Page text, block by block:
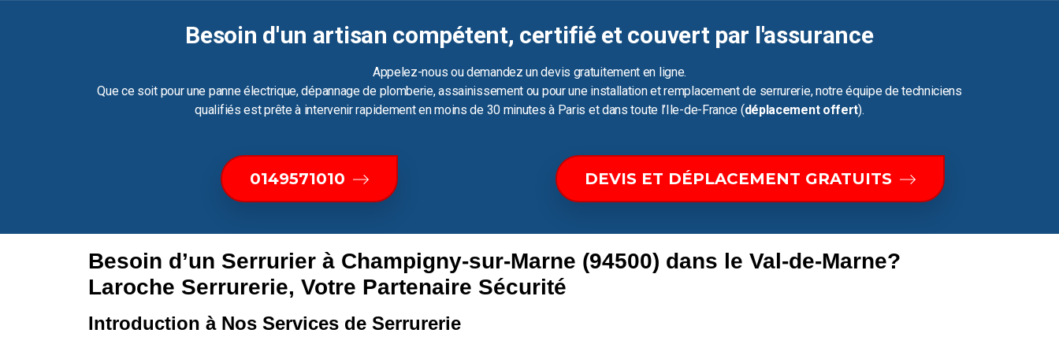
Besoin d'un artisan compétent, certifié et couvert par l'assurance
Appelez-nous ou demandez un devis gratuitement en ligne.
Que ce soit pour une panne électrique, dépannage de plomberie, assainissement ou pour une installation et remplacement de serrurerie, notre équipe de techniciens
qualifiés est prête à intervenir rapidement en moins de 30 minutes à Paris et dans toute l’Ile-de-France (déplacement offert).
0149571010 DEVIS ET DÉPLACEMENT GRATUITS
Besoin d’un Serrurier à Champigny-sur-Marne (94500) dans le Val-de-Marne?
Laroche Serrurerie, Votre Partenaire Sécurité
Introduction à Nos Services de Serrurerie